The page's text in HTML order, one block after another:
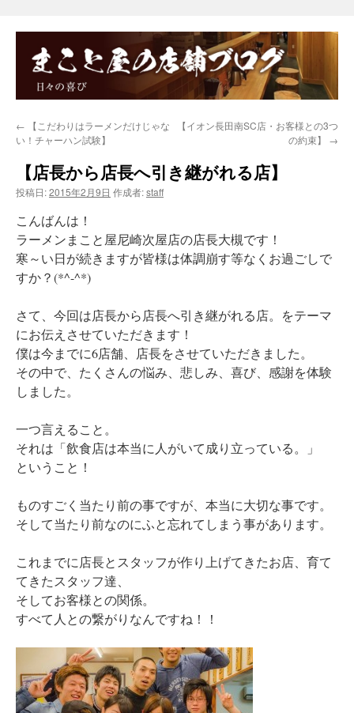
← 【こだわりはラーメンだけじゃな
い！チャーハン試験】
【イオン長田南SC店・お客様との3つ
の約束】 →
【店長から店長へ引き継がれる店】
投稿日:2015年2月9日 作成者:staff
こんばんは！
ラーメンまこと屋尼崎次屋店の店長大槻です！
寒～い日が続きますが皆様は体調崩す等なくお過ごしで
すか？(*^-^*)
さて、今回は店長から店長へ引き継がれる店。をテーマ
にお伝えさせていただきます！
僕は今までに6店舗、店長をさせていただきました。
その中で、たくさんの悩み、悲しみ、喜び、感謝を体験
しました。
一つ言えること。
それは「飲食店は本当に人がいて成り立っている。」
ということ！
ものすごく当たり前の事ですが、本当に大切な事です。
そして当たり前なのにふと忘れてしまう事があります。
これまでに店長とスタッフが作り上げてきたお店、育て
てきたスタッフ達、
そしてお客様との関係。
すべて人との繋がりなんですね！！